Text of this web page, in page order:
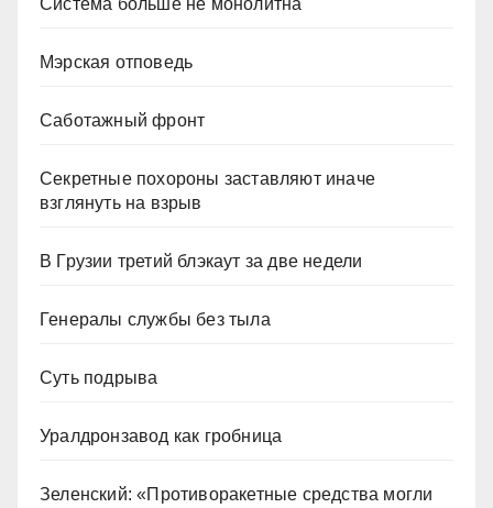
Система больше не монолитна
Мэрская отповедь
Саботажный фронт
Секретные похороны заставляют иначе
взглянуть на взрыв
В Грузии третий блэкаут за две недели
Генералы службы без тыла
Суть подрыва
Уралдронзавод как гробница
Зеленский: «Противоракетные средства могли